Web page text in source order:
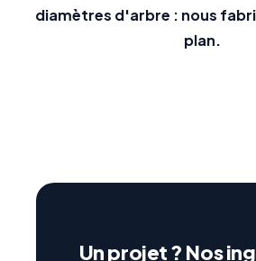
diamètres d'arbre : nous
plan.
Un projet ? Nos